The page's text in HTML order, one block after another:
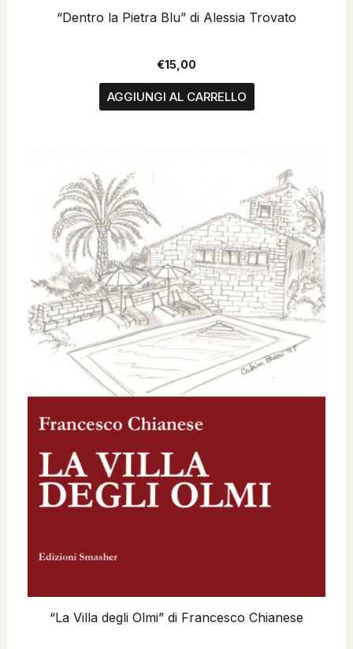
“Dentro la Pietra Blu” di Alessia Trovato
€15,00
AGGIUNGI AL CARRELLO
“La Villa degli Olmi” di Francesco Chianese